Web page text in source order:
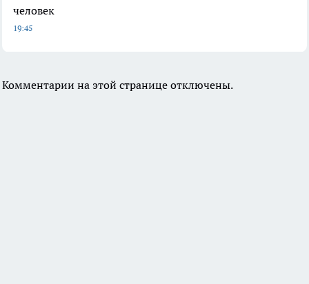
человек
19:45
Комментарии на этой странице отключены.